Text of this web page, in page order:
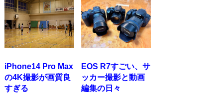
iPhone14 Pro Max
の4K撮影が画質良
すぎる
EOS R7すごい、サ
ッカー撮影と動画
編集の日々